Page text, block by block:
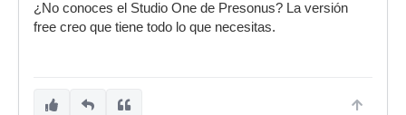
¿No conoces el Studio One de Presonus? La versión
free creo que tiene todo lo que necesitas.